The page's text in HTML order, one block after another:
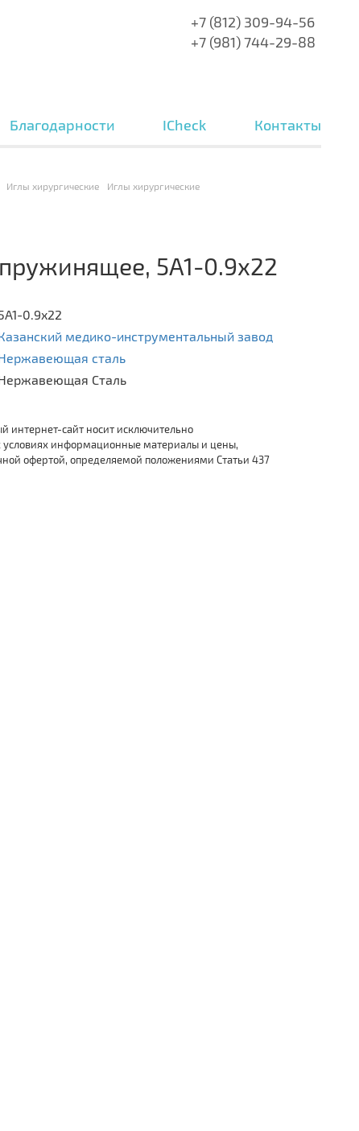
+7 (812) 309-94-56
+7 (981) 744-29-88
Благодарности ICheck Контакты
Иглы хирургические Иглы хирургические
5A1-0.9x22
0.9x22
медико-инструментальный завод
сталь
Сталь
сайт носит исключительно
информационные материалы и цены,
офертой, определяемой положениями Статьи 437